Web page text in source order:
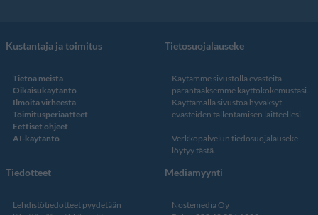
Kustantaja ja toimitus
Tietoa meistä
Oikaisukäytäntö
Ilmoita virheestä
Toimitusperiaatteet
Eettiset ohjeet
AI-käytäntö
Tietosuojalauseke
Käytämme sivustolla evästeitä
parantaaksemme käyttökokemustasi.
Käyttämällä sivustoa hyväksyt
evästeiden tallentamisen laitteellesi.
Verkkopalvelun tiedosuojalauseke
löytyy tästä
Tiedotteet
Lehdistötiedotteet pyydetään
Mediamyynti
Nostemedia Oy